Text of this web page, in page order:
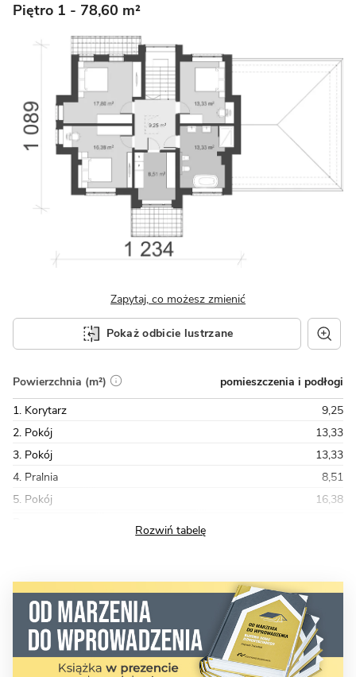
Piętro 1 - 78,60 m²
Zapytaj, co możesz zmienić
Pokaż odbicie lustrzane
Powierzchnia (m²)
pomieszczenia i podłogi
1. Korytarz
9,25
2. Pokój
13,33
3. Pokój
13,33
4. Pralnia
8,51
5. Pokój
16,38